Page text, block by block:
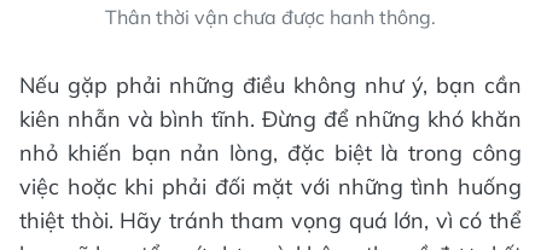
Thân thời vận chưa được hanh thông.
Nếu gặp phải những điều không như ý, bạn cần
kiên nhẫn và bình tĩnh. Đừng để những khó khăn
nhỏ khiến bạn nản lòng, đặc biệt là trong công
việc hoặc khi phải đối mặt với những tình huống
thiệt thòi. Hãy tránh tham vọng quá lớn, vì có thể